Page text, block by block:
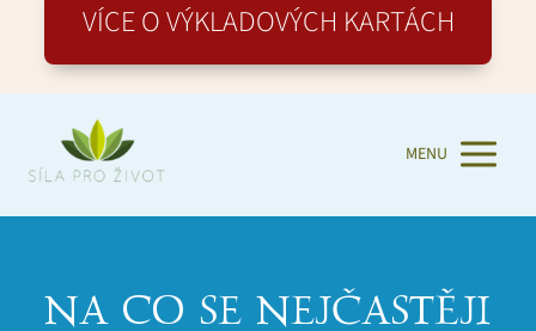
VÍCE O VÝKLADOVÝCH KARTÁCH
MENU
NA CO SE NEJČASTĚJI